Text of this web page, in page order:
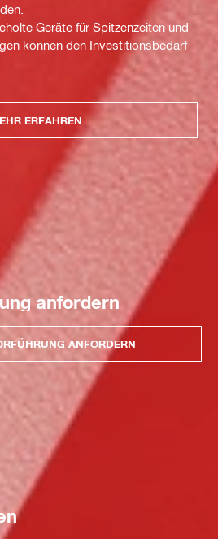
Geräte für Spitzenzeiten und
können den Investitionsbedarf
ERFAHREN
anfordern
ANFORDERN